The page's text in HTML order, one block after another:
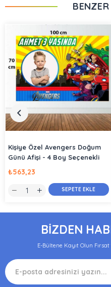
Kişiye Özel Avengers Doğum
Günü Afişi - 4 Boy Seçenekli
₺563,23
SEPETE EKLE
BİZDEN
E-Bültene Kayıt Olun